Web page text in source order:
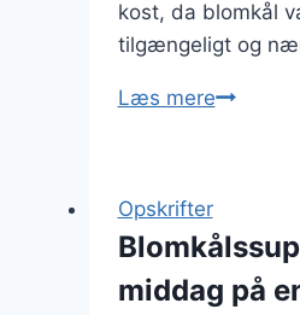
kost, da blomkål
tilgængeligt og
Læs mere
en
klassiker
Opskrifter
middag på